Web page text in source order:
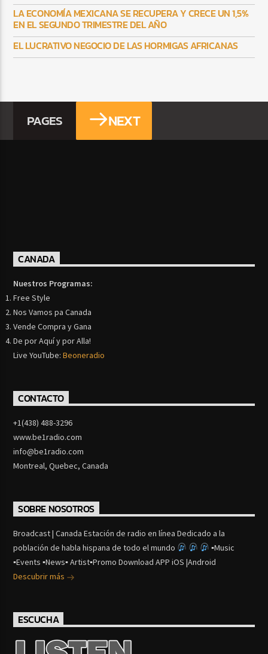
LA ECONOMÍA MEXICANA SE RECUPERA Y CRECE UN 1,5%
EN EL SEGUNDO TRIMESTRE DEL AÑO
EL LUCRATIVO NEGOCIO DE LAS HORMIGAS AFRICANAS
PAGES NEXT
CANADA
Nuestros Programas:
Free Style
Nos Vamos pa Canada
Vende Compra y Gana
De por Aquí y por Alla!
Live YouTube:Beoneradio
CONTACTO
+1(438) 488-3296
www.be1radio.com
info@be1radio.com
Montreal, Quebec, Canada
SOBRE NOSOTROS
Broadcast | Canada Estación de radio en línea Dedicado a la
población de habla hispana de todo el mundo
▪Music
▪Events ▪News▪ Artist▪Promo Download APP iOS |Android
Descubrir más
ESCUCHA